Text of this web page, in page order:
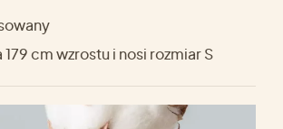
cm wzrostu i nosi rozmiar S